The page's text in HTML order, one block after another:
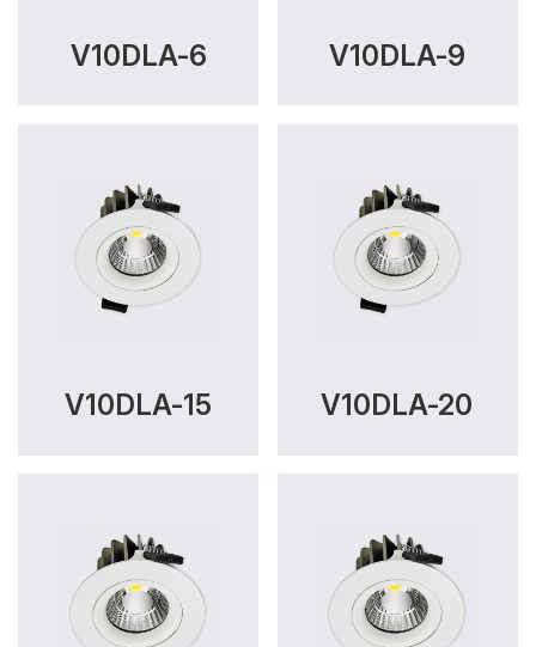
V10DLA-6 V10DLA-9
V10DLA-15 V10DLA-20